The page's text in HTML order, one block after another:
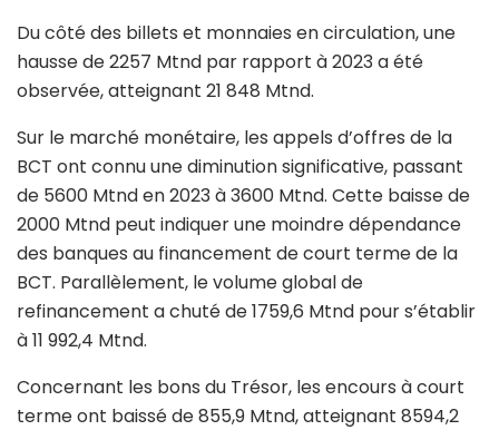
Du côté des billets et monnaies en circulation, une
hausse de 2257 Mtnd par rapport à 2023 a été
observée, atteignant 21 848 Mtnd.
Sur le marché monétaire, les appels d’offres de la
BCT ont connu une diminution significative, passant
de 5600 Mtnd en 2023 à 3600 Mtnd. Cette baisse de
2000 Mtnd peut indiquer une moindre dépendance
des banques au financement de court terme de la
BCT. Parallèlement, le volume global de
refinancement a chuté de 1759,6 Mtnd pour s’établir
à 11 992,4 Mtnd.
Concernant les bons du Trésor, les encours à court
terme ont baissé de 855,9 Mtnd, atteignant 8594,2